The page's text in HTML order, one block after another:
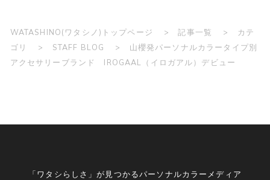
WATASHINO(ワタシノ)トップページ 記事一覧
カテ
ゴリ
STAFF BLOG
山櫻発パーソナルカラータイプ別
アクセサリーブランド IROGAAL（イロガアル）デビュー
「ワタシらしさ」が見つかるパーソナルカラーメディア